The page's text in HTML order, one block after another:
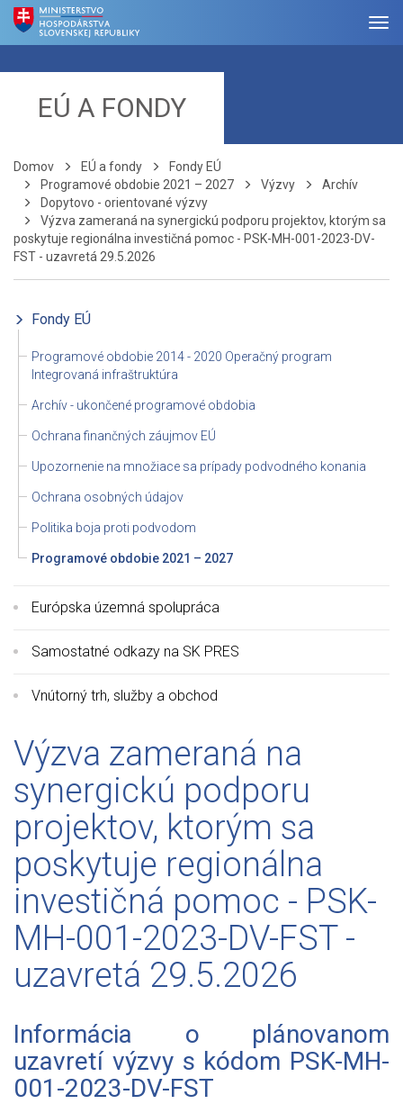
EÚ A FONDY
Domov EÚ a fondy
Fondy EÚ
Programové obdobie 2021 – 2027
Výzvy
Archív
Dopytovo - orientované výzvy
Výzva zameraná na synergickú podporu projektov, ktorým sa
poskytuje regionálna investičná pomoc - PSK-MH-001-2023-DV-
FST - uzavretá 29.5.2026
Fondy EÚ
Programové obdobie 2014 - 2020 Operačný program
Integrovaná infraštruktúra
Archív - ukončené programové obdobia
Ochrana finančných záujmov EÚ
Upozornenie na množiace sa prípady podvodného konania
Ochrana osobných údajov
Politika boja proti podvodom
Programové obdobie 2021 – 2027
Európska územná spolupráca
Samostatné odkazy na SK PRES
Vnútorný trh, služby a obchod
Výzva zameraná na
synergickú podporu
projektov, ktorým sa
poskytuje regionálna
investičná pomoc - PSK-
MH-001-2023-DV-FST -
uzavretá 29.5.2026
Informácia o plánovanom
uzavretí výzvy s kódom PSK-MH-
001-2023-DV-FST